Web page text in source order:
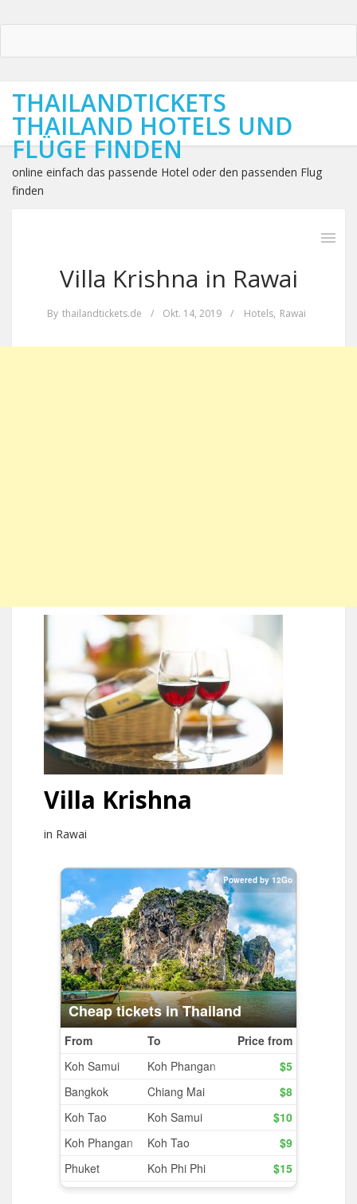
THAILANDTICKETS
THAILAND HOTELS UND
FLÜGE FINDEN
online einfach das passende Hotel oder den passenden Flug
finden
Villa Krishna in Rawai
By thailandtickets.de / Okt. 14, 2019 / Hotels, Rawai
Villa Krishna
in Rawai